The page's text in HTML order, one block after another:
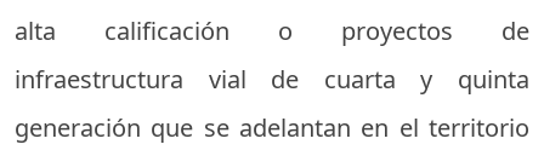
alta calificación o proyectos de
infraestructura vial de cuarta y quinta
generación que se adelantan en el territorio